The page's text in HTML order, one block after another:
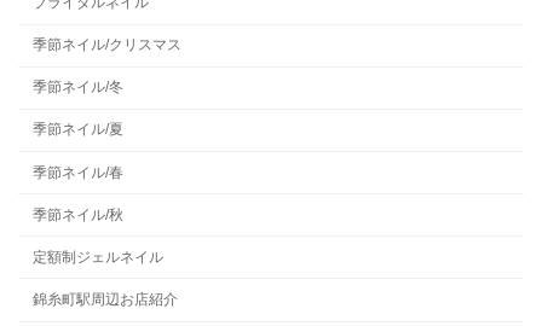
季節ネイル/クリスマス
季節ネイル/冬
季節ネイル/夏
季節ネイル/春
季節ネイル/秋
定額制ジェルネイル
錦糸町駅周辺お店紹介